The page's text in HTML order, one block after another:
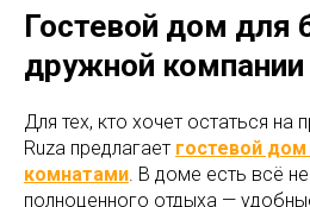
Гостевой дом для
дружной компании
Для тех, кто хочет остаться на
Ruza предлагает гостевой
комнатами. В доме есть всё
полноценного отдыха —